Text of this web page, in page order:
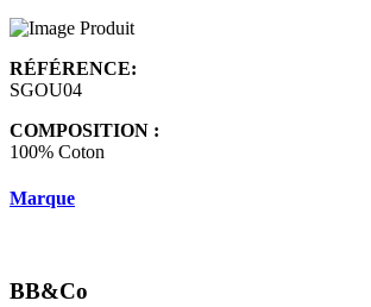
RÉFÉRENCE:
SGOU04
COMPOSITION :
100% Coton
Marque
BB&Co